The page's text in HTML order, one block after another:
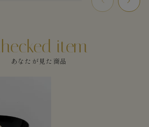
あなたが見た商品